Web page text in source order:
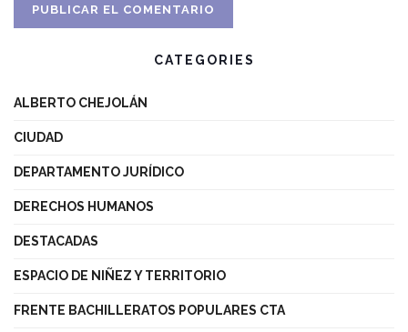
CATEGORIES
ALBERTO CHEJOLÁN
CIUDAD
DEPARTAMENTO JURÍDICO
DERECHOS HUMANOS
DESTACADAS
ESPACIO DE NIÑEZ Y TERRITORIO
FRENTE BACHILLERATOS POPULARES CTA